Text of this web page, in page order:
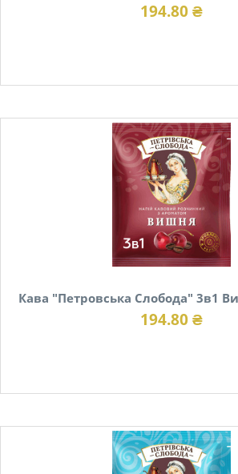
194.80 ₴
Кава "Петровська Слобода" 3в1
194.80 ₴